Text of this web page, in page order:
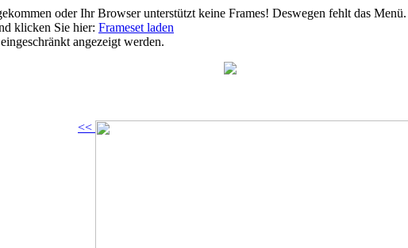
oder Ihr Browser unterstützt keine Frames! Deswegen fehlt das Menü.
klicken Sie hier: Frameset laden
angezeigt werden.
<<